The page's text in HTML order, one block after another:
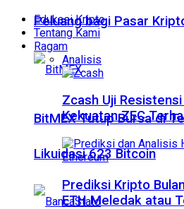
Peluang bagi Pasar
BitMEX Tutup Bursa di
Likuidasi 623 Bitcoin
Edukasi Kripto
Tentang Kami
Ragam
Analisis
Zcash Uji
Kekuatan ZEC
Prediksi Kripto
ETH Meledak atau